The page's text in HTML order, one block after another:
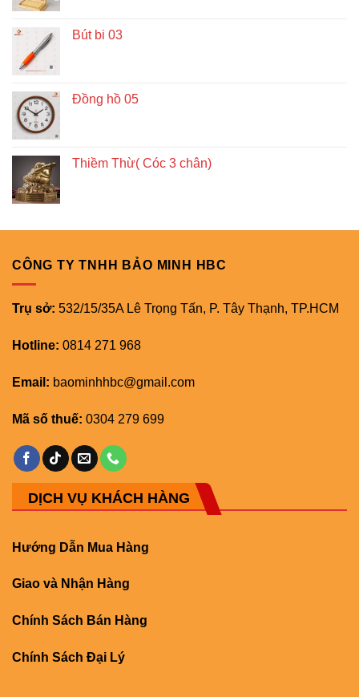
Bút bi 03
Đồng hồ 05
Thiềm Thừ( Cóc 3 chân)
CÔNG TY TNHH BẢO MINH HBC
Trụ sở: 532/15/35A Lê Trọng Tấn, P. Tây Thạnh, TP.HCM
Hotline: 0814 271 968
Email: baominhhbc@gmail.com
Mã số thuế: 0304 279 699
DỊCH VỤ KHÁCH HÀNG
Hướng Dẫn Mua Hàng
Giao và Nhận Hàng
Chính Sách Bán Hàng
Chính Sách Đại Lý